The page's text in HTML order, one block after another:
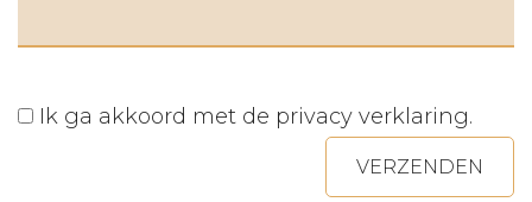
Ik ga akkoord met de privacy verklaring.
VERZENDEN